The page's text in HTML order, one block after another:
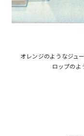
オレンジのようなジュ
ロップのよ